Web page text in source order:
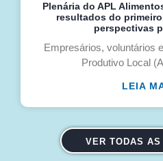
Plenária do APL
resultados do
perspectivas
Empresários, voluntários
Produtivo Local
LEIA
VER TODAS AS